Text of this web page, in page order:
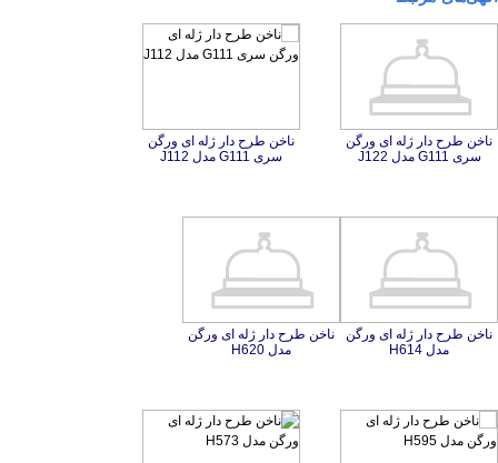
ناخن طرح دار ژله ای ورگن
سری G111 مدل J122
ناخن طرح دار ژله ای ورگن
سری G111 مدل J112
ناخن طرح دار ژله ای ورگن
مدل H614
ناخن طرح دار ژله ای ورگن
مدل H620